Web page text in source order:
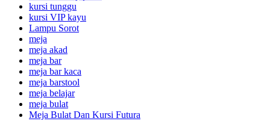
kursi tunggu
kursi VIP kayu
Lampu Sorot
meja
meja akad
meja bar
meja bar kaca
meja barstool
meja belajar
meja bulat
Meja Bulat Dan Kursi Futura